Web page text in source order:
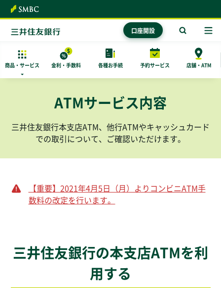
本文へ
口座開設
商品・ サービス 金利・手数料 各種お手続 予約サービス 店舗・ATM
ATMサービス内容
三井住友銀行本支店ATM、他行ATMやキャッシュカード
での取引について、ご確認いただけます。
【重要】2021年4月5日（月）よりコンビニATM手
数料の改定を行います。
三井住友銀行の本支店ATMを利
用する